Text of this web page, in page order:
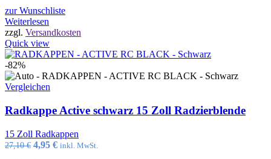
zur Wunschliste
Weiterlesen
zzgl. Versandkosten
Quick view
-82%
Vergleichen
Radkappe Active schwarz 15 Zoll Radzierblende
15 Zoll Radkappen
27,10€ Ursprünglicher
4,95 €Aktueller
inkl. MwSt.